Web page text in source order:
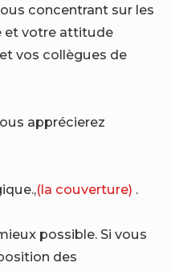
concentrant sur les
et votre attitude
vos collègues de
apprécierez
(la couverture) .
possible. Si vous
des